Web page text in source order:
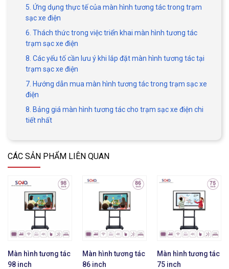
5. Ứng dụng thực tế của màn hình tương tác trong trạm
sạc xe điện
6. Thách thức trong việc triển khai màn hình tương tác
trạm sạc xe điện
8. Các yếu tố cần lưu ý khi lắp đặt màn hình tương tác tại
trạm sạc xe điện
7. Hướng dẫn mua màn hình tương tác trong trạm sạc xe
điện
8. Bảng giá màn hình tương tác cho trạm sạc xe điện chi
tiết nhất
CÁC SẢN PHẨM LIÊN QUAN
Màn hình tương tác
98 inch
Màn hình tương tác
86 inch
Màn hình tương tác
75 inch